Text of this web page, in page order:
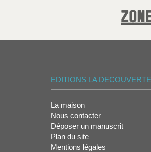
ÉDITIONS LA DÉCOUVERTE
La maison
Nous contacter
Déposer un manuscrit
Plan du site
Mentions légales